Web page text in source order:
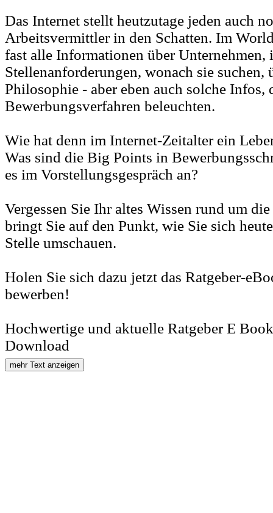
Das Internet stellt heutzutage jeden auch
Arbeitsvermittler in den Schatten. Im
fast alle Informationen über Unternehmen,
Stellenanforderungen, wonach sie suchen,
Philosophie - aber eben auch solche Infos,
Bewerbungsverfahren beleuchten.
Wie hat denn im Internet-Zeitalter ein
Was sind die Big Points in
es im Vorstellungsgespräch an?
Vergessen Sie Ihr altes Wissen rund um
bringt Sie auf den Punkt, wie Sie sich
Stelle umschauen.
Holen Sie sich dazu jetzt das Ratgeber-
bewerben!
Hochwertige und aktuelle Ratgeber E
Download
mehr Text anzeigen